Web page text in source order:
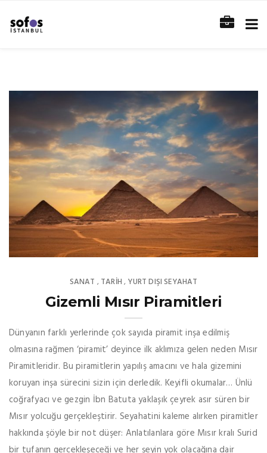
SANAT , TARİH , YURT DIŞI SEYAHAT
Gizemli Mısır Piramitleri
Dünyanın farklı yerlerinde çok sayıda piramit inşa edilmiş
olmasına rağmen ‘piramit’ deyince ilk aklımıza gelen neden Mısır
Piramitleridir. Bu piramitlerin yapılış amacını ve hala gizemini
koruyan inşa sürecini sizin için derledik. Keyifli okumalar… Ünlü
coğrafyacı ve gezgin İbn Batuta yaklaşık çeyrek asır süren bir
Mısır yolcuğu gerçekleştirir. Seyahatini kaleme alırken piramitler
hakkında şöyle bir not düşer: Anlatılanlara göre Mısır kralı Surid
bir tufanın gerçekleşeceği ve her şeyin yok olacağına dair